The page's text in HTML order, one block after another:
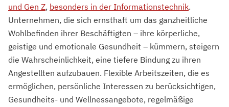
und Gen Z, besonders in der Informationstechnik.
Unternehmen, die sich ernsthaft um das ganzheitliche
Wohlbefinden ihrer Beschäftigten – ihre körperliche,
geistige und emotionale Gesundheit – kümmern, steigern
die Wahrscheinlichkeit, eine tiefere Bindung zu ihren
Angestellten aufzubauen. Flexible Arbeitszeiten, die es
ermöglichen, persönliche Interessen zu berücksichtigen,
Gesundheits- und Wellnessangebote, regelmäßige